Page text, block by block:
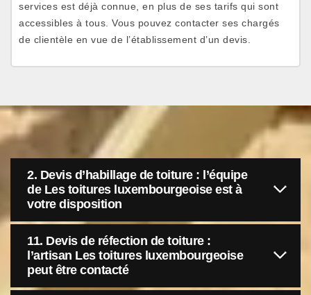
services est déjà connue, en plus de ses tarifs qui sont
accessibles à tous. Vous pouvez contacter ses chargés
de clientèle en vue de l’établissement d’un devis.
2. Devis d’habillage de toiture : l’équipe
de Les toitures luxembourgeoise est à
votre disposition
11. Devis de réfection de toiture :
l’artisan Les toitures luxembourgeoise
peut être contacté